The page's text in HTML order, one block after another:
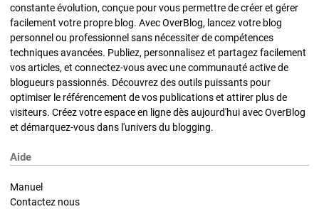
constante évolution, conçue pour vous permettre de créer et gérer
facilement votre propre blog. Avec OverBlog, lancez votre blog
personnel ou professionnel sans nécessiter de compétences
techniques avancées. Publiez, personnalisez et partagez facilement
vos articles, et connectez-vous avec une communauté active de
blogueurs passionnés. Découvrez des outils puissants pour
optimiser le référencement de vos publications et attirer plus de
visiteurs. Créez votre espace en ligne dès aujourd'hui avec OverBlog
et démarquez-vous dans l'univers du blogging.
Aide
Manuel
Contactez nous